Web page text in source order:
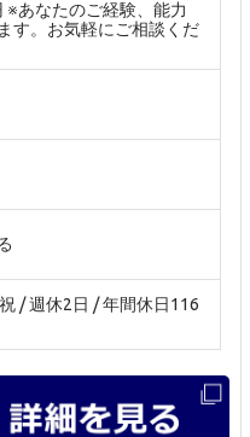
あなたのご経験、能力
す。お気軽にご相談くだ
/ 週休2日 / 年間休日116